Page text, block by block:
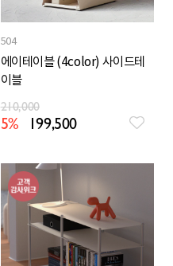
504
에이테이블 (4color) 사이드테
이블
210,000
5% 199,500